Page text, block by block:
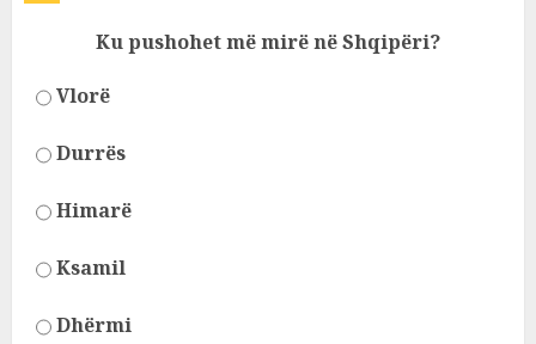
Ku pushohet më mirë në Shqipëri?
Vlorë
Durrës
Himarë
Ksamil
Dhërmi